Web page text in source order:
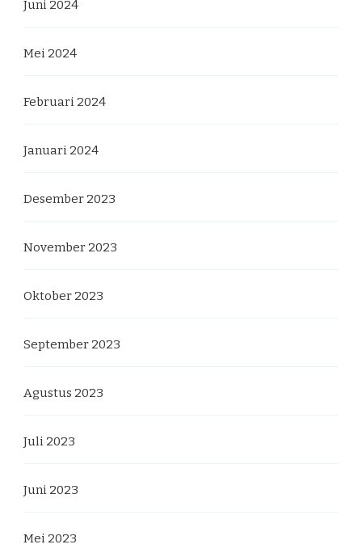
Juni 2024
Mei 2024
Februari 2024
Januari 2024
Desember 2023
November 2023
Oktober 2023
September 2023
Agustus 2023
Juli 2023
Juni 2023
Mei 2023